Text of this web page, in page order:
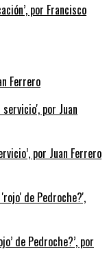
por Francisco
Ferrero
por Juan Ferrero
de Pedroche?’, por